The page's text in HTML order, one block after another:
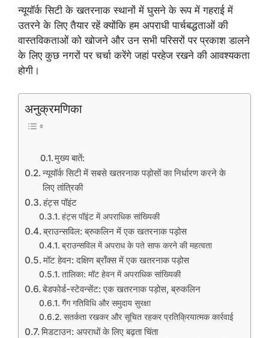
न्यूयॉर्क सिटी के खतरनाक स्थानों में घुसने के रूप में गहराई में
उतरने के लिए तैयार रहें क्योंकि हम अपराधी पार्चबद्धताओं की
वास्तविकताओं को खोजने और उन सभी परिसरों पर प्रकाश डालने
के लिए कुछ नगरों पर चर्चा करेंगे जहां परहेज रखने की आवश्यकता
होगी।
अनुक्रमणिका
मुख्य बातें:
न्यूयॉर्क सिटी में सबसे खतरनाक पड़ोसों का निर्धारण करने के
लिए तांत्रिकी
हंट्स पॉइंट
हंट्स पॉइंट में अपराधिक सांख्यिकी
ब्राउन्सविल: ब्रुकलिन में एक खतरनाक पड़ोस
ब्राउन्सविल में अपराध के पते साफ करने की महत्वता
मॉट हेवन: दक्षिण ब्रॉंक्स में एक खतरनाक पड़ोस
तालिका: मॉट हेवन में अपराधिक सांख्यिकी
बेडफोर्ड-स्टेवन्सेंट: एक खतरनाक पड़ोस, ब्रुकलिन
गैंग गतिविधि और समुदाय सुरक्षा
सतर्कता रखकर और सूचित रहकर प्रतिक्रियात्मक कार्रवाई
मिडटाउन: अपराधों के लिए बढ़ता चिंता